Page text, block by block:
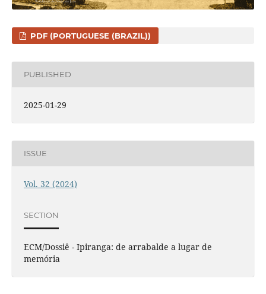
PDF (PORTUGUESE (BRAZIL))
PUBLISHED
2025-01-29
ISSUE
Vol. 32 (2024)
SECTION
ECM/Dossiê - Ipiranga: de arrabalde a lugar de
memória